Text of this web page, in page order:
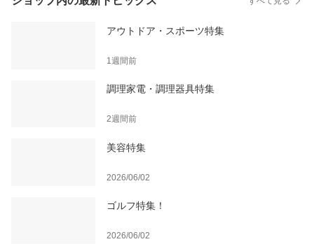
アウトドア・スポーツ特集
1週間前
調理家電・調理器具特集
2週間前
美容特集
2026/06/02
ゴルフ特集！
2026/06/02